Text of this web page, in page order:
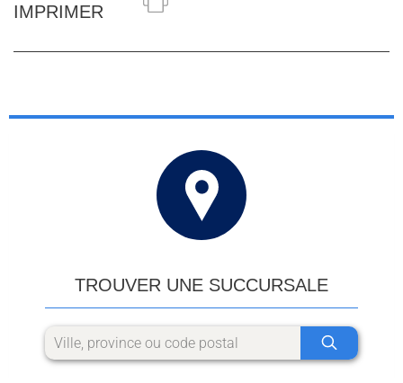
IMPRIMER
TROUVER UNE SUCCURSALE